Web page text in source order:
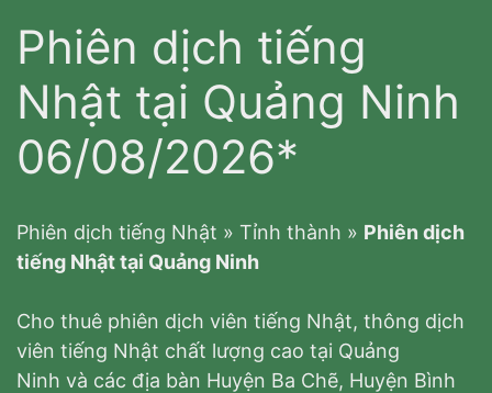
Phiên dịch tiếng
Nhật tại Quảng Ninh
06/08/2026*
Phiên dịch tiếng Nhật » Tỉnh thành » Phiên dịch
tiếng Nhật tại Quảng Ninh
Cho thuê phiên dịch viên tiếng Nhật, thông dịch
viên tiếng Nhật chất lượng cao tại Quảng
Ninh và các địa bàn Huyện Ba Chẽ, Huyện Bình